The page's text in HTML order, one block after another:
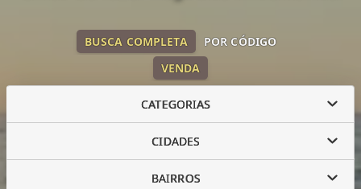
VENDA
BUSCA COMPLETA POR CÓDIGO
CATEGORIAS
CIDADES
BAIRROS